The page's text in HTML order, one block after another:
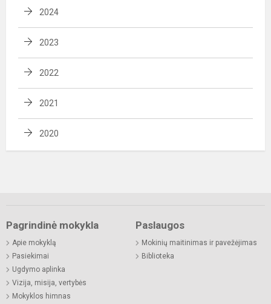
2024
2023
2022
2021
2020
Pagrindinė mokykla
Apie mokyklą
Pasiekimai
Ugdymo aplinka
Vizija, misija, vertybės
Mokyklos himnas
Paslaugos
Mokinių maitinimas ir pavežėjimas
Biblioteka